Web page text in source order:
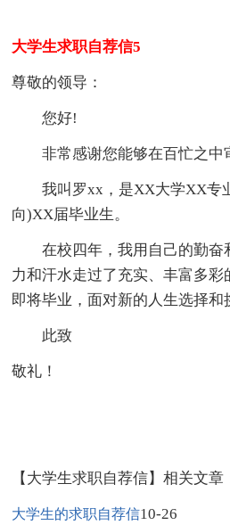
大学生求职自荐信5
尊敬的领导：
您好!
非常感谢您能够在百忙之中
我叫罗xx，是XX大学XX专
向)XX届毕业生。
在校四年，我用自己的勤奋
力和汗水走过了充实、丰富多
即将毕业，面对新的人生选择和
此致
敬礼！
【大学生求职自荐信】相关文章
大学生的求职自荐信10-26